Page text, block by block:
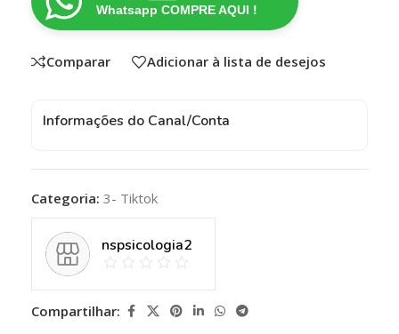
Whatsapp COMPRE AQUI !
Comparar Adicionar à lista de desejos
Informações do Canal/Conta
Categoria: 3- Tiktok
nspsicologia2
Compartilhar: